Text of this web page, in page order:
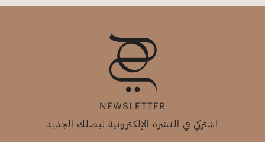
NEWSLETTER
اشتركي في النشرة الإلكترونية ليصلك الجديد